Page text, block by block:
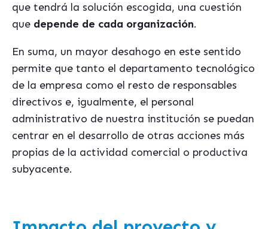
que tendrá la solución escogida, una cuestión
que depende de cada organización.
En suma, un mayor desahogo en este sentido
permite que tanto el departamento tecnológico
de la empresa como el resto de responsables
directivos e, igualmente, el personal
administrativo de nuestra institución se puedan
centrar en el desarrollo de otras acciones más
propias de la actividad comercial o productiva
subyacente.